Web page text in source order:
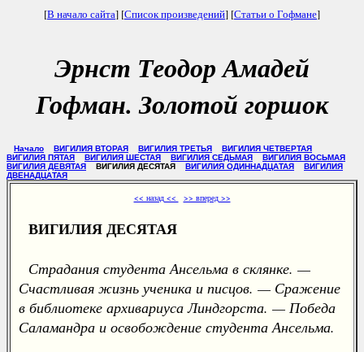
[В начало сайта] [Список произведений] [Статьи о Гофмане]
Эрнст Теодор Амадей
Гофман. Золотой горшок
Начало ВИГИЛИЯ ВТОРАЯ ВИГИЛИЯ ТРЕТЬЯ
ВИГИЛИЯ ЧЕТВЕРТАЯ
ВИГИЛИЯ ПЯТАЯ
ВИГИЛИЯ ШЕСТАЯ ВИГИЛИЯ СЕДЬМАЯ
ВИГИЛИЯ ВОСЬМАЯ
ВИГИЛИЯ ДЕВЯТАЯ
ВИГИЛИЯ ДЕСЯТАЯ ВИГИЛИЯ ОДИННАДЦАТАЯ
ВИГИЛИЯ
ДВЕНАДЦАТАЯ
<< назад << >> вперед >>
ВИГИЛИЯ ДЕСЯТАЯ
Страдания студента Ансельма в склянке. —
Счастливая жизнь ученика и писцов. — Сражение
в библиотеке архивариуса Линдгорста. — Победа
Саламандра и освобождение студента Ансельма.